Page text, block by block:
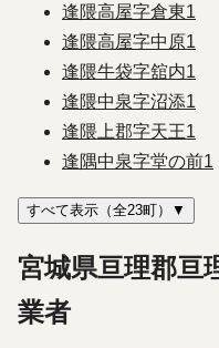
逢隈高屋字倉東1
逢隈高屋字中原1
逢隈牛袋字舘内1
逢隈中泉字沼添1
逢隈上郡字天王1
逢隅中泉字堂の前1
すべて表示（全23町）▼
宮城県亘理郡亘
業者